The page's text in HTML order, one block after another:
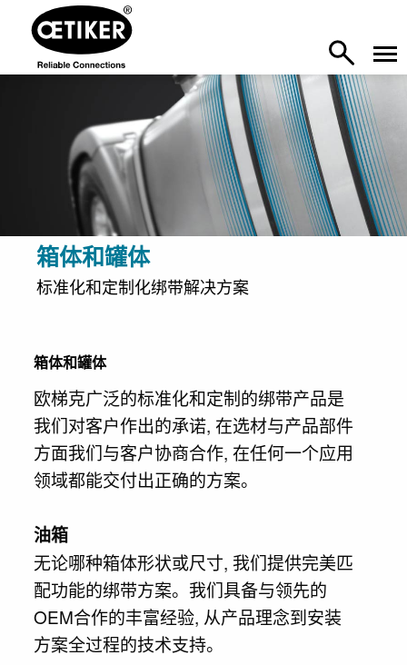
箱体和罐体
标准化和定制化绑带解决方案
箱体和罐体
欧梯克广泛的标准化和定制的绑带产品是
我们对客户作出的承诺, 在选材与产品部件
方面我们与客户协商合作, 在任何一个应用
领域都能交付出正确的方案。
油箱
无论哪种箱体形状或尺寸, 我们提供完美匹
配功能的绑带方案。我们具备与领先的
OEM合作的丰富经验, 从产品理念到安装
方案全过程的技术支持。